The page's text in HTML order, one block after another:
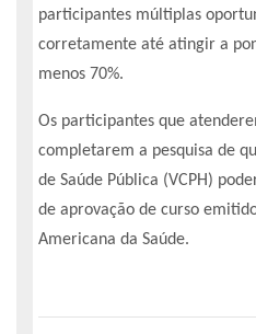
participantes múltiplas
corretamente até atingir a
menos 70%.
Os participantes que
completarem a pesquisa de
de Saúde Pública (VCPH)
de aprovação de curso
Americana da Saúde.